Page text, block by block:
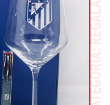
CATEGORÍA: REGALAR